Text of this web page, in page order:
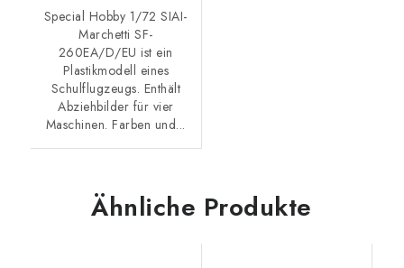
Special Hobby 1/72 SIAI-
Marchetti SF-
260EA/D/EU ist ein
Plastikmodell eines
Schulflugzeugs. Enthält
Abziehbilder für vier
Maschinen. Farben und...
Ähnliche Produkte